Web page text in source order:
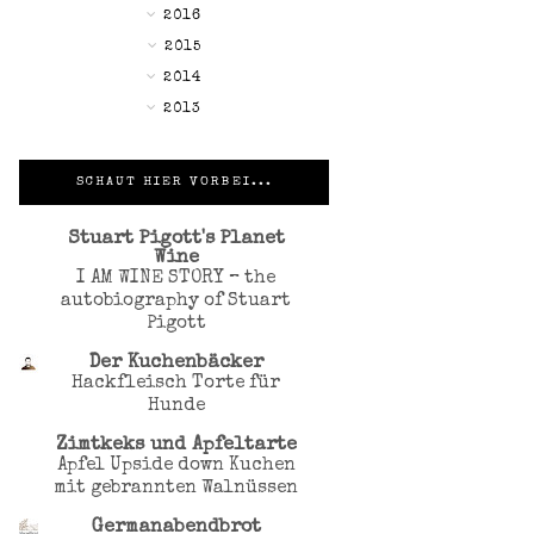
►2016
►2015
▼2014
►2013
SCHAUT HIER VORBEI...
Stuart Pigott's Planet
Wine
I AM WINE STORY – the
autobiography of Stuart
Pigott
Der Kuchenbäcker
Hackfleisch Torte für
Hunde
Zimtkeks und Apfeltarte
Apfel Upside down Kuchen
mit gebrannten Walnüssen
Germanabendbrot